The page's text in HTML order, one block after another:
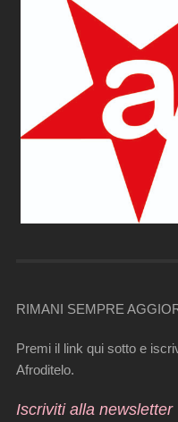
RIMANI SEMPRE
Premi il link qui sotto e
Afroditelo.
Iscriviti alla newsletter